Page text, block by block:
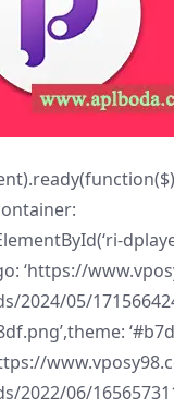
‘https://
2024/05/
2022/06/